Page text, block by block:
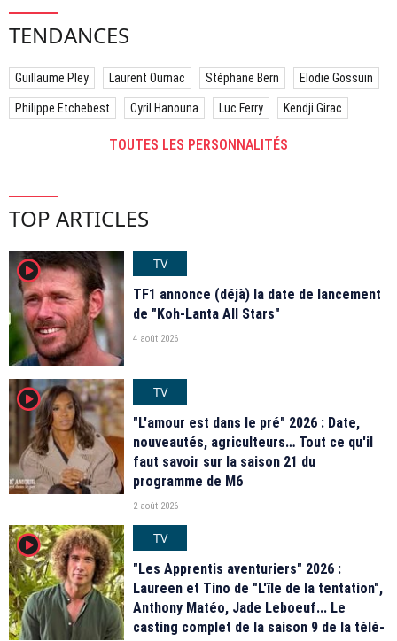
TENDANCES
Guillaume Pley Laurent Ournac Stéphane Bern Elodie Gossuin
Philippe Etchebest Cyril Hanouna Luc Ferry Kendji Girac
TOUTES LES PERSONNALITÉS
TOP ARTICLES
player2
TV
TF1 annonce (déjà) la date de lancement
de "Koh-Lanta All Stars"
4 août 2026
player2
TV
"L'amour est dans le pré" 2026 : Date,
nouveautés, agriculteurs… Tout ce qu'il
faut savoir sur la saison 21 du
programme de M6
2 août 2026
player2
TV
"Les Apprentis aventuriers" 2026 :
Laureen et Tino de "L'île de la tentation",
Anthony Matéo, Jade Leboeuf... Le
casting complet de la saison 9 de la télé-